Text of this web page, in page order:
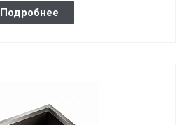
Подробнее